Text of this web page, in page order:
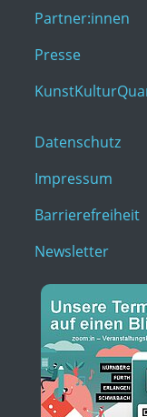
Partner:innen
Presse
Datenschutz
Impressum
Barrierefreiheit
Newsletter